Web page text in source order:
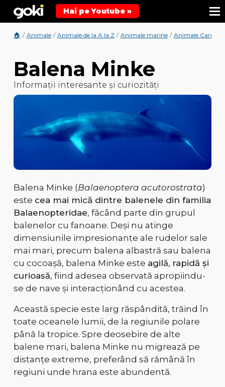
Hai pe Youtube »
🏠 / Animale / Animale de la A la Z / Animale marine / Animale
Balena Minke
Informații interesante și curiozități
Balena Minke (Balaenoptera acutorostrata)
este cea mai mică dintre balenele din familia
Balaenopteridae, făcând parte din grupul
balenelor cu fanoane. Deși nu atinge
dimensiunile impresionante ale rudelor sale
mai mari, precum balena albastră sau balena
cu cocoașă, balena Minke este agilă, rapidă și
curioasă, fiind adesea observată apropiindu-
se de nave și interacționând cu acestea.
Această specie este larg răspândită, trăind în
toate oceanele lumii, de la regiunile polare
până la tropice. Spre deosebire de alte
balene mari, balena Minke nu migrează pe
distanțe extreme, preferând să rămână în
regiuni unde hrana este abundentă.